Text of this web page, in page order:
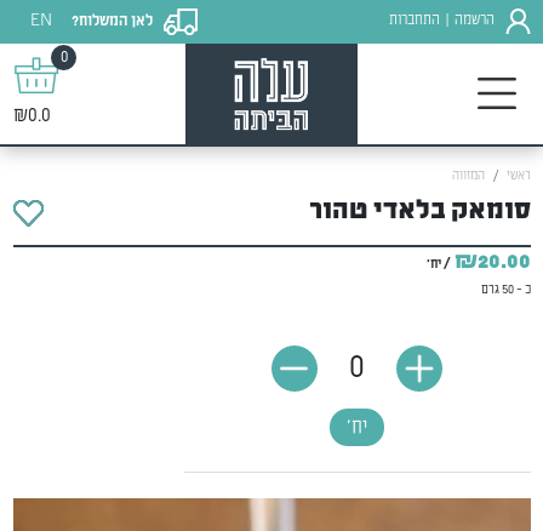
הרשמה התחברות לאן המשלוח?
EN
0
₪0.0
ראשי המזווה
סומאק בלאדי טהור
₪20.00 / יח'
כ - 50 גרם
יח'
0